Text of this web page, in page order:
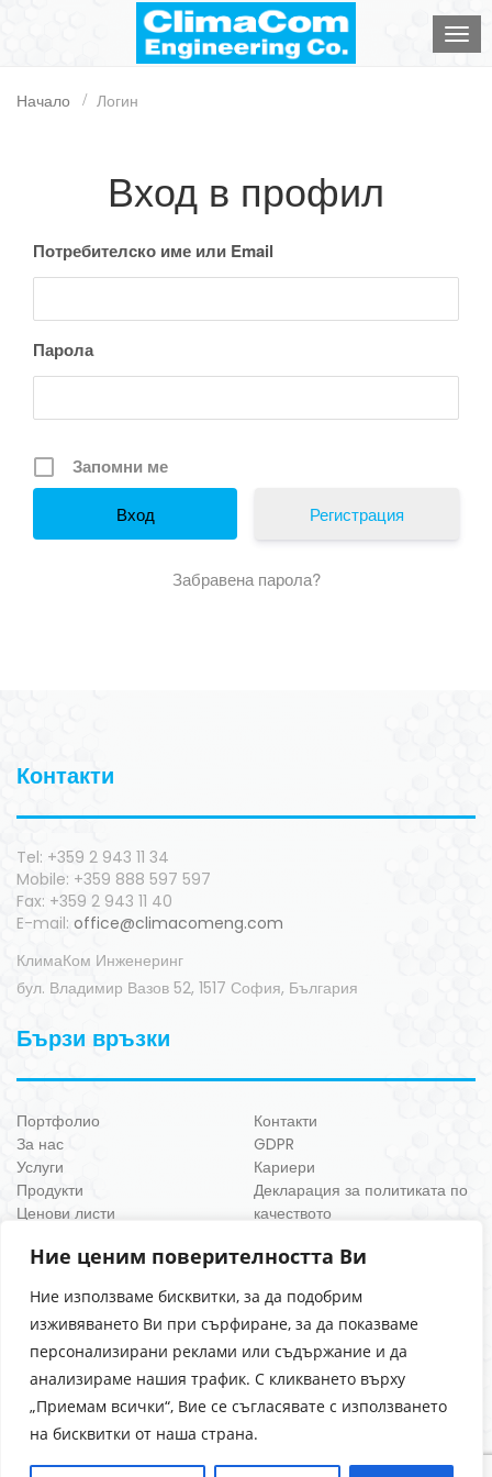
Ние ценим поверителността Ви
Ние използваме бисквитки, за да подобрим
изживяването Ви при сърфиране, за да показваме
персонализирани реклами или съдържание и да
анализираме нашия трафик. С кликването върху
„Приемам всички“, Вие се съгласявате с използването
на бисквитки от наша страна.
Начало Логин
Вход в профил
Потребителско име или Email
Парола
Запомни ме
Регистрация
Забравена парола?
Контакти
Tel: +359 2 943 11 34
Mobile: +359 888 597 597
Fax: +359 2 943 11 40
E-mail: office@climacomeng.com
КлимаКом Инженеринг
бул. Владимир Вазов 52, 1517 София, България
Бързи връзки
Портфолио
За нас
Услуги
Продукти
Ценови листи
Контакти
GDPR
Кариери
Декларация за политиката по
качеството